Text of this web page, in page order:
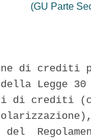
(GU Parte
di
Legge
di crediti